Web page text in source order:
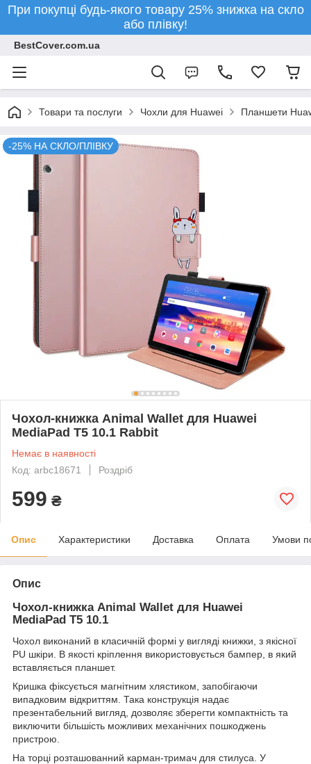
При покупці будь-якого товару 25% знижка на скло
або плівку!
BestCover.com.ua
Товари та послуги Чохли для Huawei Планшети
-25% НА СКЛО/ПЛІВКУ
Чохол-книжка Animal Wallet для Huawei
MediaPad T5 10.1 Rabbit
Немає в наявності
Код: arbc18671
Роздріб
599 ₴
Опис Характеристики Доставка Оплата Умови
Опис
Чохол-книжка Animal Wallet для Huawei
MediaPad T5 10.1
Чохол виконаний в класичній формі у вигляді книжки, з якісної
PU шкіри. В якості кріплення використовується бампер, в який
вставляється планшет.
Кришка фіксується магнітним хлястиком, запобігаючи
випадковим відкриттям. Така конструкція надає
презентабельний вигляд, дозволяє зберегти компактність та
виключити більшість можливих механічних пошкоджень
пристрою.
На торці розташованний карман-тримач для стилуса. У